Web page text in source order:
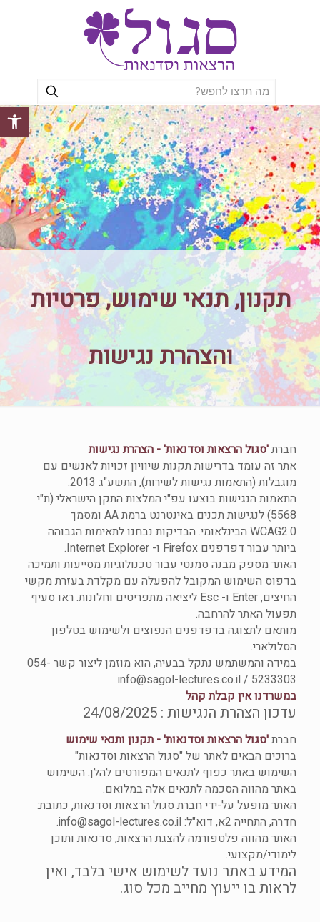
פתח
תקנון, תנאי שימוש, פרטיות
והצהרת נגישות
חברת'סגול הרצאות וסדנאות' - הצהרת נגישות
אתר זה עומד בדרישות תקנות שיוויון זכויות לאנשים עם
מוגבלות (התאמות נגישות לשירות), התשע"ג 2013.
התאמות הנגישות בוצעו עפ"י המלצות התקן הישראלי (ת"י
5568) לנגישות תכנים באינטרנט ברמת AA ומסמך
WCAG2.0 הבינלאומי. הבדיקות נבחנו לתאימות הגבוהה
ביותר עבור דפדפנים Firefox ו- Internet Explorer.
האתר מספק מבנה סמנטי עבור טכנולוגיות מסייעות ותמיכה
בדפוס השימוש המקובל להפעלה עם מקלדת בעזרת מקשי
החיצים, Enter ו- Esc ליציאה מתפריטים וחלונות. ראו סעיף
תפעול האתר להרחבה.
מותאם לתצוגה בדפדפנים הנפוצים ולשימוש בטלפון
הסלולארי.
במידה והמשתמש נתקל בבעיה, הוא מוזמן ליצור קשר 054-
5233303 / info@sagol-lectures.co.il
במשרדנו אין קבלת קהל
עדכון הצהרת הנגישות : 24/08/2025
חברת'סגול הרצאות וסדנאות' - תקנון ותנאי שימוש
ברוכים הבאים לאתר של "סגול הרצאות וסדנאות"
השימוש באתר כפוף לתנאים המפורטים להלן. השימוש
באתר מהווה הסכמה לתנאים אלה במלואם.
האתר מופעל על-ידי חברת סגול הרצאות וסדנאות, כתובת:
חדרה, התחייה 2א, דוא"ל: info@sagol-lectures.co.il.
האתר מהווה פלטפורמה להצגת הרצאות, סדנאות ותוכן
לימודי/מקצועי.
המידע באתר נועד לשימוש אישי בלבד, ואין
לראות בו ייעוץ מחייב מכל סוג.